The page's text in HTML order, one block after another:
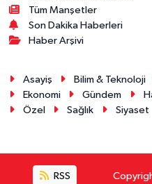
Tüm Manşetler
Son Dakika Haberleri
Haber Arşivi
Asayiş Bilim & Teknoloji
Ekonomi
Gündem
Özel
Sağlık Siyaset
RSS